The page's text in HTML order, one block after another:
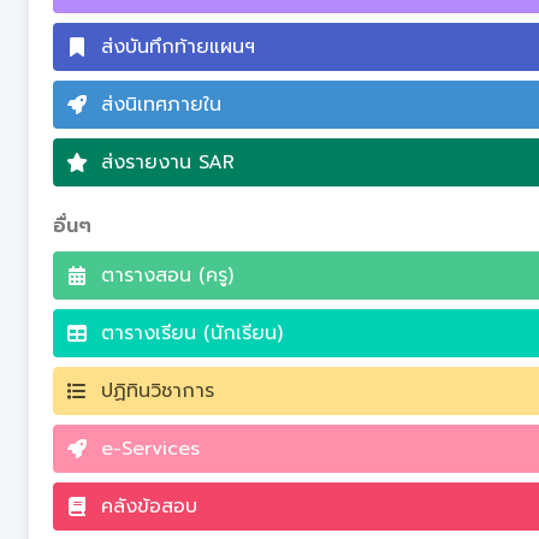
ส่งบันทึกท้ายแผนฯ
ส่งนิเทศภายใน
ส่งรายงาน SAR
อื่นๆ
ตารางสอน (ครู)
ตารางเรียน (นักเรียน)
ปฏิทินวิชาการ
e-Services
คลังข้อสอบ